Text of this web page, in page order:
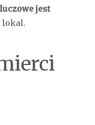
jest
lokal.